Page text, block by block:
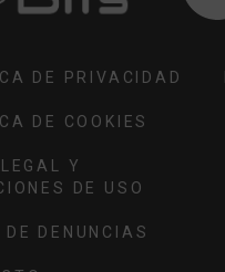
DE PRIVACIDAD
DE COOKIES
Y
DE USO
DENUNCIAS